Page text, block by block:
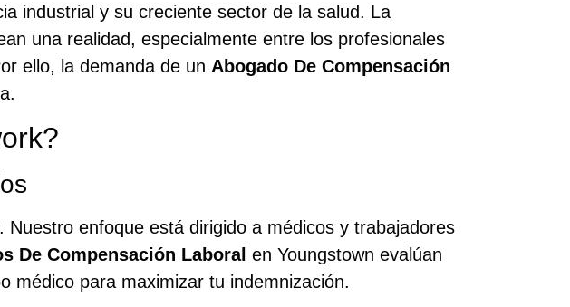
industrial y su creciente sector de la salud. La
una realidad, especialmente entre los profesionales
ello, la demanda de un Abogado De Compensación
enfoque está dirigido a médicos y trabajadores
De Compensación Laboral en Youngstown evalúan
médico para maximizar tu indemnización.